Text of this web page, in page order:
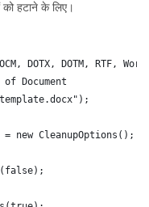
हटाने के लिए।
DOTX, DOTM, RTF,
Document
new CleanupOptions();